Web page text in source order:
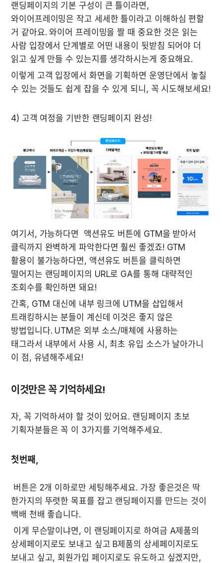
랜딩페이지의 기본 구성이 큰 틀이라면,
와이어프레이밍은 작고 세세한 틀이라고 이해하심 편할
거 같아요. 와이어 프레이밍을 짤 때 중요한 것은 읽는
사람 입장에서 단계별로 어떤 내용이 뒷받침 되어야 더
읽고 싶게 만들 수 있는지를 생각하시는게 중요해요.
이렇게 고객 입장에서 화면을 기획하면 운영단에서 놓칠
수 있는 것들도 쉽게 잡을 수 있게 되니, 꼭 시도해보세요!
4) 고객 여정을 기반한 랜딩페이지 완성!
여기서, 가능하다면  액션유도 버튼에 GTM을 받아서
클릭까지 완벽하게 파악한다면 훨씬 좋겠죠! GTM
활용이 불가능하다면, 액션유도 버튼을 클릭하면
떨어지는 랜딩페이지의 URL로 GA를 통해 대략적인
조회수를 확인하면 돼요!
간혹, GTM 대신에 내부 링크에 UTM을 삽입해서
트래킹하시는 분들이 계신데 이것은 좋지 않은
방법입니다. UTM은 외부 소스/매체에 사용하는
태그라서 내부에서 사용 시, 최초 유입 소스가 날아가니
이 점, 유념해주세요!
이것만은 꼭 기억하세요!
자, 꼭 기억하셔야 할 것이 있어요. 랜딩페이지 초보
첫번째,
한가지의 뚜렷한 목표를 잡고 랜딩페이지를 만드는 것이
백배 천배 좋습니다.
상세페이지로도 보내고 싶고 B제품의 상세페이지로도
보내고 싶고, 회원가입 페이지로도 유도하고 싶겠지만,